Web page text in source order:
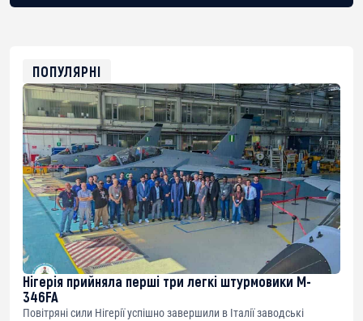
0xfD02863D3289416fcF50975c9DFda13623f97758
ПОПУЛЯРНІ
Нігерія прийняла перші три легкі штурмовики M-
346FA
Повітряні сили Нігерії успішно завершили в Італії заводські